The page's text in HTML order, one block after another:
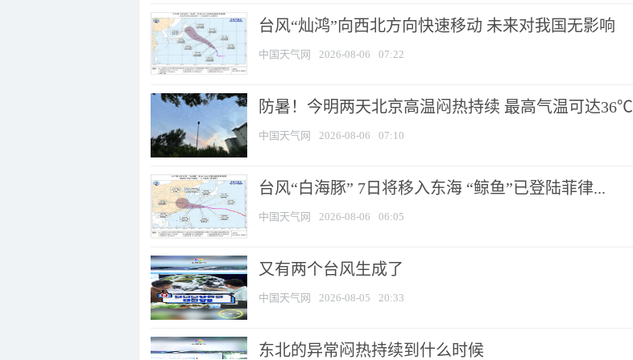
台风“灿鸿”向西北方向快速移动 未来对我国无影响
中国天气网 2026-08-06 07:22
防暑！今明两天北京高温闷热持续 最高气温可达36℃
中国天气网 2026-08-06 07:10
台风“白海豚” 7日将移入东海 “鲸鱼”已登陆菲律...
中国天气网 2026-08-06 06:05
又有两个台风生成了
中国天气网 2026-08-05 20:33
东北的异常闷热持续到什么时候